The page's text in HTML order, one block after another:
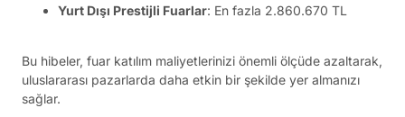
Yurt Dışı Prestijli Fuarlar: En fazla 2.860.670 TL
Bu hibeler, fuar katılım maliyetlerinizi önemli ölçüde azaltarak,
uluslararası pazarlarda daha etkin bir şekilde yer almanızı
sağlar.